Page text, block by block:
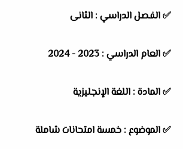
✅الفصل الدراسي : الثانى
✅العام الدراسي :
✅المادة : اللغة الإنجليزية
✅الموضوع : خمسة امتحانات شاملة